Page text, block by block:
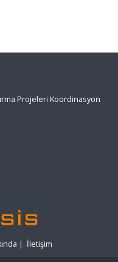
Projeleri Koordinasyon
| İletişim